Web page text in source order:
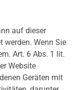
auf dieser
werden. Wenn Sie
Art. 6 Abs. 1 lit.
Website
Geräten mit